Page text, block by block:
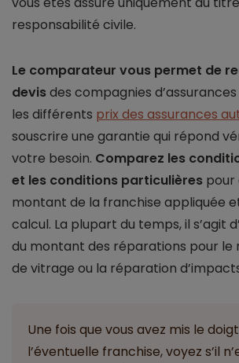
responsabilité civile.
Le comparateur vous permet de
devisdes compagnies
les différents prix des assurances
souscrire une garantie qui répond
votre besoin. Comparez les
et les conditions particulières pour
montant de la franchise appliquée
calcul. La plupart du temps, il s’agit
du montant des réparations pour
de vitrage ou la réparation
Une fois que vous avez mis le
l’éventuelle franchise, voyez s’il